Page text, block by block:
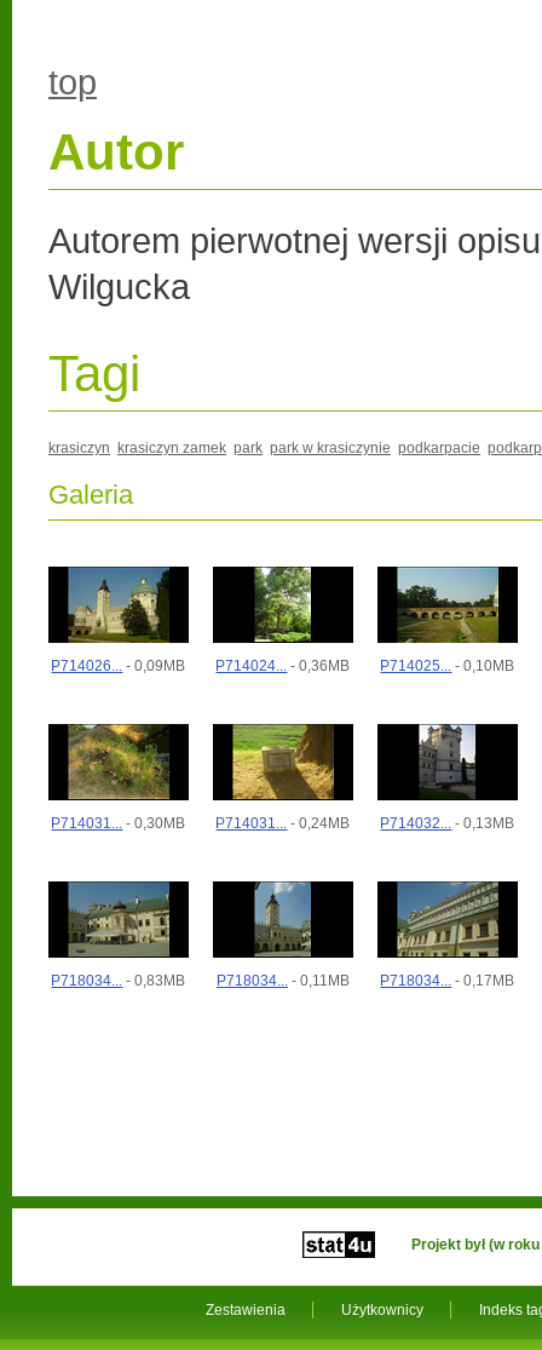
top
Autor
Autorem pierwotnej wersji
Wilgucka
Tagi
krasiczyn krasiczyn zamek park park w krasiczynie podkarpacie
Galeria
P714026... - 0,09MB P714024... - 0,36MB P714025... - 0,10MB
P714031... - 0,30MB P714031... - 0,24MB P714032... - 0,13MB
P718034... - 0,83MB P718034... - 0,11MB P718034... - 0,17MB
Zestawienia Użytkownicy Indeks
Projekt był (w